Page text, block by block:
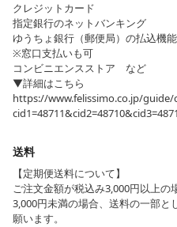
クレジットカード
指定銀行のネットバンキング
ゆうちょ銀行（郵便局）の払込機
※窓口支払いも可
コンビニエンスストア など
▼詳細はこちら
https://www.felissimo.co.jp/guide/
送料
【定期便送料について】
ご注文金額が税込み3,000円以上の
3,000円未満の場合、送料の一部と
願います。